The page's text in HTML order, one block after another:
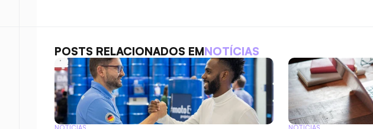
POSTS RELACIONADOS EMNOTÍCIAS